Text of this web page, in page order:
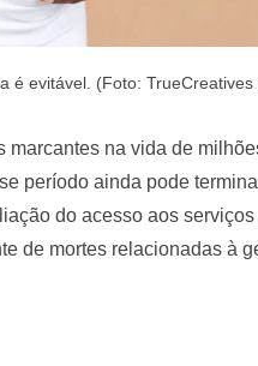
é evitável. (Foto: TrueCreatives
marcantes na vida de
período ainda pode
do acesso aos
de mortes relacionadas à